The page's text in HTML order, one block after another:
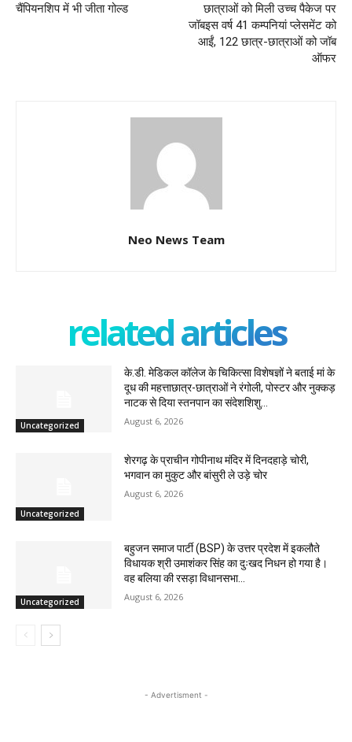
चैंपियनशिप में भी जीता गोल्ड
छात्राओं को मिली उच्च पैकेज पर
जॉबइस वर्ष 41 कम्पनियां प्लेसमेंट को
आईं, 122 छात्र-छात्राओं को जॉब
ऑफर
Neo News Team
related articles
Uncategorized
के.डी. मेडिकल कॉलेज के चिकित्सा विशेषज्ञों ने बताई मां के
दूध की महत्ताछात्र-छात्राओं ने रंगोली, पोस्टर और नुक्कड़
नाटक से दिया स्तनपान का संदेशशिशु...
August 6, 2026
Uncategorized
शेरगढ़ के प्राचीन गोपीनाथ मंदिर में दिनदहाड़े चोरी,
भगवान का मुकुट और बांसुरी ले उड़े चोर
August 6, 2026
Uncategorized
बहुजन समाज पार्टी (BSP) के उत्तर प्रदेश में इकलौते
विधायक श्री उमाशंकर सिंह का दुःखद निधन हो गया है।
वह बलिया की रसड़ा विधानसभा...
August 6, 2026
- Advertisment -